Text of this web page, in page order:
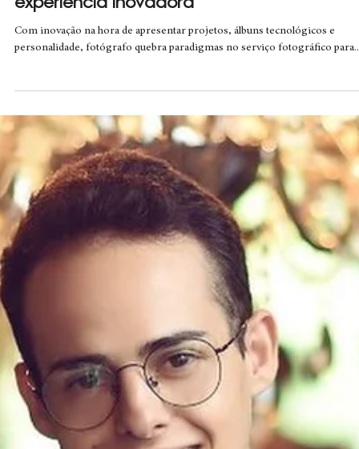
23 de mai. de 2022
3 min de leitura
Igor Azevedo transforma fotografia em
Com inovação na hora de apresentar projetos, álbuns tecnológicos e